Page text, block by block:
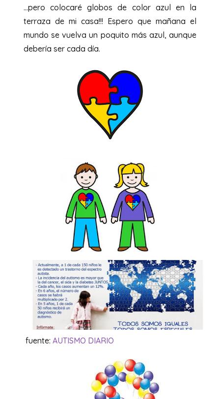
…pero colocaré globos de color azul en la
terraza de mi casa!!! Espero que mañana el
mundo se vuelva un poquito más azul, aunque
debería ser cada día.
fuente: AUTISMO DIARIO